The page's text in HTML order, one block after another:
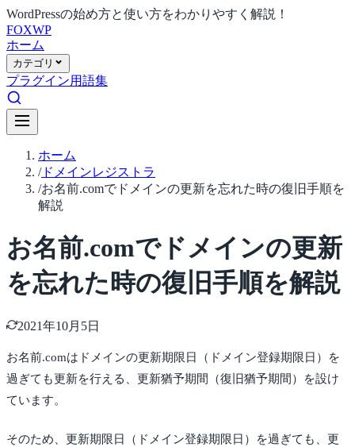
WordPressの始め方と使い方をわかりやすく解説！
FOXWP
ホーム
カテゴリ
プラグイン用語集
ホーム
/ドメインレジストラ
/お名前.comでドメインの更新を忘れた時の復旧手順を
解説
お名前.comでドメインの更新
を忘れた時の復旧手順を解説
2021年10月5日
お名前.comはドメインの更新期限日（ドメイン登録期限日）を
過ぎても更新を行える、更新猶予期間（復旧猶予期間）を設け
ています。
そのため、更新期限日（ドメイン登録期限日）を過ぎても、更